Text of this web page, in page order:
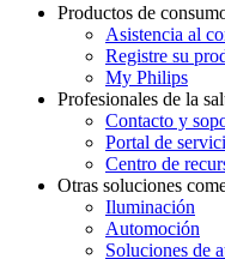
Productos de
Asistencia al
Registre su
My Philips
Profesionales de la
Contacto y
Portal de
Centro de
Otras soluciones
Iluminación
Automoción
Soluciones de